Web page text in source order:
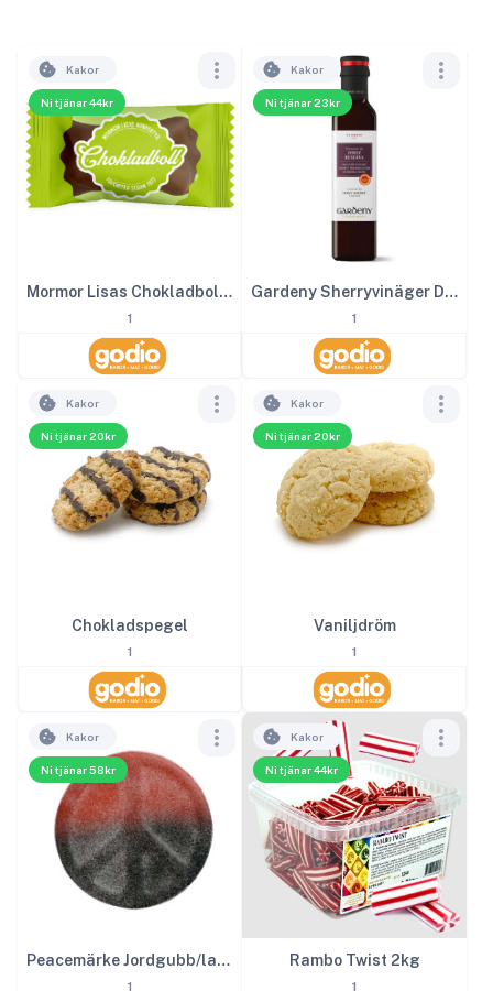
Ni tjänar 44kr
Kakor
Mormor Lisas Chokladboll inslagen 2kg
1
Ni tjänar 23kr
Kakor
Gardeny Sherryvinäger DOP 25 cl
1
Ni tjänar 20kr
Kakor
Chokladspegel
1
Ni tjänar 20kr
Kakor
Vaniljdröm
1
Ni tjänar 58kr
Kakor
Peacemärke Jordgubb/lakrits 2kg
1
Ni tjänar 44kr
Kakor
Rambo Twist 2kg
1